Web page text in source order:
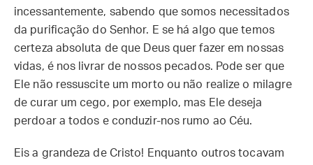
incessantemente, sabendo que somos necessitados
da purificação do Senhor. E se há algo que temos
certeza absoluta de que Deus quer fazer em nossas
vidas, é nos livrar de nossos pecados. Pode ser que
Ele não ressuscite um morto ou não realize o milagre
de curar um cego, por exemplo, mas Ele deseja
perdoar a todos e conduzir-nos rumo ao Céu.
Eis a grandeza de Cristo! Enquanto outros tocavam